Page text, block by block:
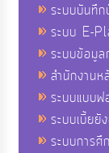
ระบบบันทึ
ระบบ E-
ระบบข้อมู
สำนักงาน
ระบบแบบ
ระบบเบี้ย
ระบบการ